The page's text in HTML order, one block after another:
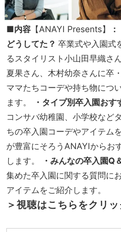
■内容 【ANAYI Presents】 ：
どうしてた？ 卒業式や入園式
るスタイリスト小山田早織さ
夏果さん、木村幼奈さんに卒
ママたちコーデや持ち物につ
ます。
・タイプ別卒入園おす
コンサバ幼稚園、小学校など
ちの卒入園コーデやアイテム
が豊富にそろうANAYIからお
します。
・みんなの卒入園Q
集めた卒入園に関する質問に
アイテムをご紹介します。
＞視聴はこちらをクリッ